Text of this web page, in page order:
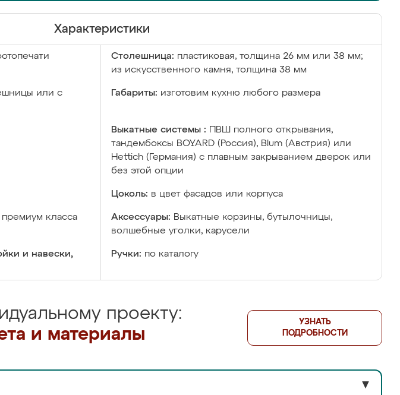
Характеристики
Столешница: пластиковая, толщина 26 мм или 38 мм;
из искусственного камня, толщина 38 мм
или с
Габариты: изготовим кухню любого размера
Выкатные системы :
ПВШ полного открывания,
тандембоксы BOYARD (Россия), Blum (Австрия) или
Hettich (Германия) с плавным закрыванием дверок или
без этой опции
Цоколь: в цвет фасадов или корпуса
премиум класса
Аксессуары: Выкатные корзины, бутылочницы,
волшебные уголки, карусели
и навески,
Ручки: по каталогу
проекту:
и материалы
УЗНАТЬ
ПОДРОБНОСТИ
▼